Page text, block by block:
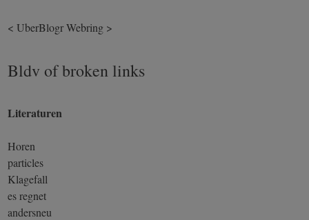
< UberBlogr Webring >
Bldv of broken links
Literaturen
Horen
particles
Klagefall
es regnet
andersneu